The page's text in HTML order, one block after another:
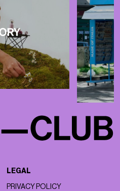
LEGAL
PRIVACY POLICY